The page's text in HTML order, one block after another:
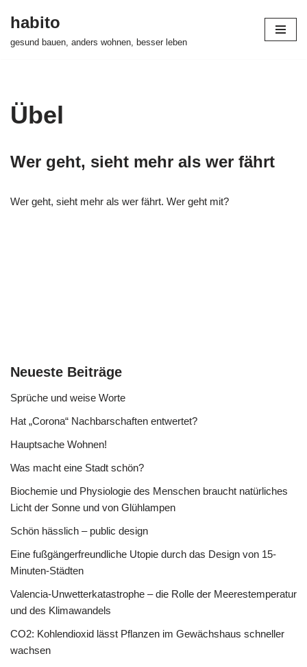
habito
gesund bauen, anders wohnen, besser leben
Übel
Wer geht, sieht mehr als wer fährt
Wer geht, sieht mehr als wer fährt. Wer geht mit?
Neueste Beiträge
Sprüche und weise Worte
Hat „Corona“ Nachbarschaften entwertet?
Hauptsache Wohnen!
Was macht eine Stadt schön?
Biochemie und Physiologie des Menschen braucht natürliches
Licht der Sonne und von Glühlampen
Schön hässlich – public design
Eine fußgängerfreundliche Utopie durch das Design von 15-
Minuten-Städten
Valencia-Unwetterkatastrophe – die Rolle der Meerestemperatur
und des Klimawandels
CO2: Kohlendioxid lässt Pflanzen im Gewächshaus schneller
wachsen